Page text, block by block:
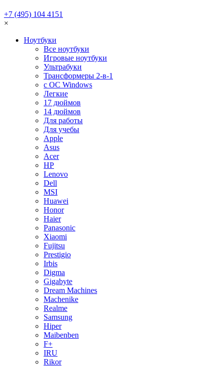
+7 (495) 104 4151
×
Ноутбуки
Все ноутбуки
Игровые ноутбуки
Ультрабуки
Трансформеры 2-в-1
с ОС Windows
Легкие
17 дюймов
14 дюймов
Для работы
Для учебы
Apple
Asus
Acer
HP
Lenovo
Dell
MSI
Huawei
Honor
Haier
Panasonic
Xiaomi
Fujitsu
Prestigio
Irbis
Digma
Gigabyte
Dream Machines
Machenike
Realme
Samsung
Hiper
Maibenben
F+
IRU
Rikor